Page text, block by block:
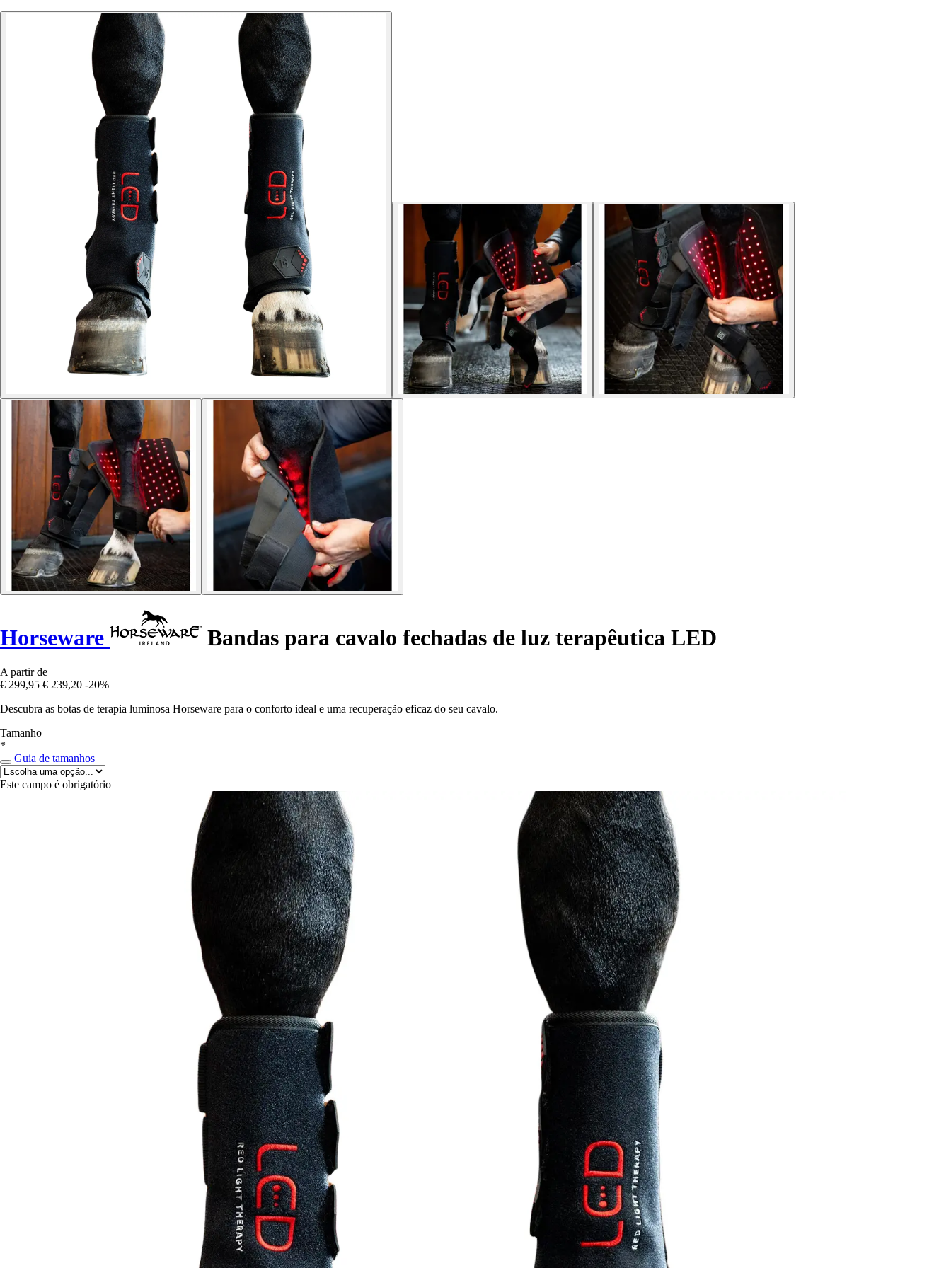
Horseware Bandas para cavalo fechadas de luz terapêutica LED
A partir de
€ 299,95 € 239,20 -20%
Descubra as botas de terapia luminosa Horseware para o conforto ideal e uma recuperação eficaz do seu cavalo.
Tamanho
*
Guia de tamanhos
Este campo é obrigatório